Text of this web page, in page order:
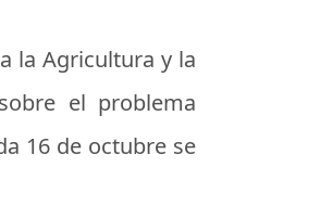
la Agricultura y la
el problema
16 de octubre se